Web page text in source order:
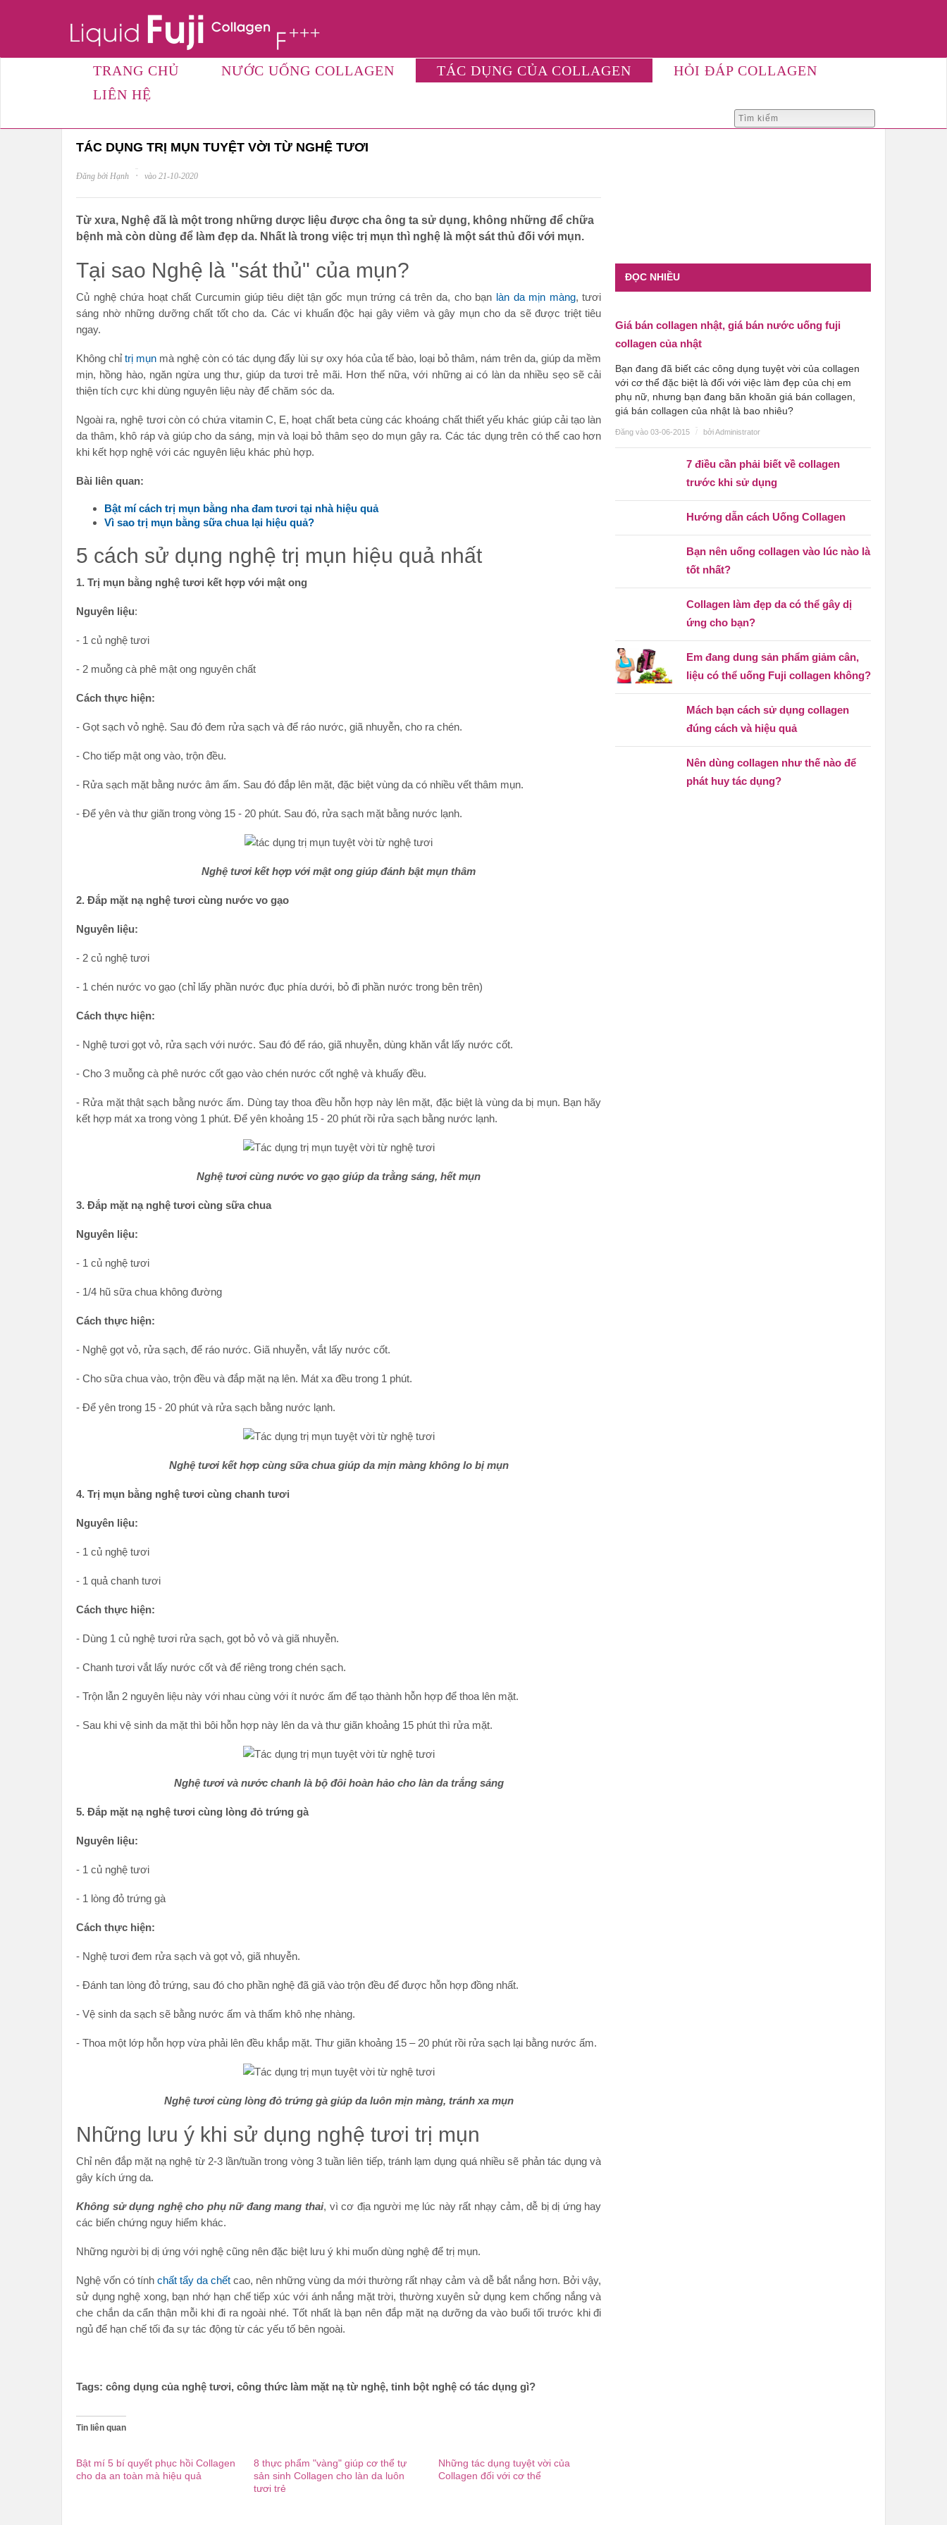
TRANG CHỦ NƯỚC UỐNG COLLAGEN TÁC DỤNG CỦA COLLAGEN
HỎI ĐÁP COLLAGEN
LIÊN HỆ
TÁC DỤNG TRỊ MỤN TUYỆT VỜI TỪ NGHỆ TƯƠI
Đăng bởi Hạnh · vào 21-10-2020
Từ xưa, Nghệ đã là một trong những dược liệu được cha ông ta sử dụng, không những để chữa
bệnh mà còn dùng để làm đẹp da. Nhất là trong việc trị mụn thì nghệ là một sát thủ đối với mụn.
Tại sao Nghệ là "sát thủ" của mụn?
Củ nghệ chứa hoạt chất Curcumin giúp tiêu diệt tận gốc mụn trứng cá trên da, cho bạn làn da mịn màng, tươi
sáng nhờ những dưỡng chất tốt cho da. Các vi khuẩn độc hại gây viêm và gây mụn cho da sẽ được triệt tiêu
ngay.
Không chỉtrị mụn mà nghệ còn có tác dụng đẩy lùi sự oxy hóa của tế bào, loại bỏ thâm, nám trên da, giúp da mềm
mịn, hồng hào, ngăn ngừa ung thư, giúp da tươi trẻ mãi. Hơn thế nữa, với những ai có làn da nhiều sẹo sẽ cải
thiện tích cực khi dùng nguyên liệu này để chăm sóc da.
Ngoài ra, nghệ tươi còn có chứa vitamin C, E, hoạt chất beta cùng các khoáng chất thiết yếu khác giúp cải tạo làn
da thâm, khô ráp và giúp cho da sáng, mịn và loại bỏ thâm sẹo do mụn gây ra. Các tác dụng trên có thể cao hơn
khi kết hợp nghệ với các nguyên liệu khác phù hợp.
Bài liên quan:
Bật mí cách trị mụn bằng nha đam tươi tại nhà hiệu quả
Vì sao trị mụn bằng sữa chua lại hiệu quả?
5 cách sử dụng nghệ trị mụn hiệu quả nhất
1. Trị mụn bằng nghệ tươi kết hợp với mật ong
Nguyên liệu:
- 1 củ nghệ tươi
- 2 muỗng cà phê mật ong nguyên chất
Cách thực hiện:
- Gọt sạch vỏ nghệ. Sau đó đem rửa sạch và để ráo nước, giã nhuyễn, cho ra chén.
- Cho tiếp mật ong vào, trộn đều.
- Rửa sạch mặt bằng nước âm ấm. Sau đó đắp lên mặt, đặc biệt vùng da có nhiều vết thâm mụn.
- Để yên và thư giãn trong vòng 15 - 20 phút. Sau đó, rửa sạch mặt bằng nước lạnh.
Nghệ tươi kết hợp với mật ong giúp đánh bật mụn thâm
2. Đắp mặt nạ nghệ tươi cùng nước vo gạo
Nguyên liệu:
- 2 củ nghệ tươi
- 1 chén nước vo gạo (chỉ lấy phần nước đục phía dưới, bỏ đi phần nước trong bên trên)
Cách thực hiện:
- Nghệ tươi gọt vỏ, rửa sạch với nước. Sau đó để ráo, giã nhuyễn, dùng khăn vắt lấy nước cốt.
- Cho 3 muỗng cà phê nước cốt gạo vào chén nước cốt nghệ và khuấy đều.
- Rửa mặt thật sạch bằng nước ấm. Dùng tay thoa đều hỗn hợp này lên mặt, đặc biệt là vùng da bị mụn. Bạn hãy
kết hợp mát xa trong vòng 1 phút. Để yên khoảng 15 - 20 phút rồi rửa sạch bằng nước lạnh.
Nghệ tươi cùng nước vo gạo giúp da trằng sáng, hết mụn
3. Đắp mặt nạ nghệ tươi cùng sữa chua
Nguyên liệu:
- 1 củ nghệ tươi
- 1/4 hũ sữa chua không đường
Cách thực hiện:
- Nghệ gọt vỏ, rửa sạch, để ráo nước. Giã nhuyễn, vắt lấy nước cốt.
- Cho sữa chua vào, trộn đều và đắp mặt nạ lên. Mát xa đều trong 1 phút.
- Để yên trong 15 - 20 phút và rửa sạch bằng nước lạnh.
Nghệ tươi kết hợp cùng sữa chua giúp da mịn màng không lo bị mụn
4. Trị mụn bằng nghệ tươi cùng chanh tươi
Nguyên liệu:
- 1 củ nghệ tươi
- 1 quả chanh tươi
Cách thực hiện:
- Dùng 1 củ nghệ tươi rửa sạch, gọt bỏ vỏ và giã nhuyễn.
- Chanh tươi vắt lấy nước cốt và để riêng trong chén sạch.
- Trộn lẫn 2 nguyên liệu này với nhau cùng với ít nước ấm để tạo thành hỗn hợp để thoa lên mặt.
- Sau khi vệ sinh da mặt thì bôi hỗn hợp này lên da và thư giãn khoảng 15 phút thì rửa mặt.
Nghệ tươi và nước chanh là bộ đôi hoàn hảo cho làn da trắng sáng
5. Đắp mặt nạ nghệ tươi cùng lòng đỏ trứng gà
Nguyên liệu:
- 1 củ nghệ tươi
- 1 lòng đỏ trứng gà
Cách thực hiện:
- Nghệ tươi đem rửa sạch và gọt vỏ, giã nhuyễn.
- Đánh tan lòng đỏ trứng, sau đó cho phần nghệ đã giã vào trộn đều để được hỗn hợp đồng nhất.
- Vệ sinh da sạch sẽ bằng nước ấm và thấm khô nhẹ nhàng.
- Thoa một lớp hỗn hợp vừa phải lên đều khắp mặt. Thư giãn khoảng 15 – 20 phút rồi rửa sạch lại bằng nước ấm.
Nghệ tươi cùng lòng đỏ trứng gà giúp da luôn mịn màng, tránh xa mụn
Những lưu ý khi sử dụng nghệ tươi trị mụn
Chỉ nên đắp mặt nạ nghệ từ 2-3 lần/tuần trong vòng 3 tuần liên tiếp, tránh lạm dụng quá nhiều sẽ phản tác dụng và
gây kích ứng da.
Không sử dụng nghệ cho phụ nữ đang mang thai, vì cơ địa người mẹ lúc này rất nhạy cảm, dễ bị dị ứng hay
các biến chứng nguy hiểm khác.
Những người bị dị ứng với nghệ cũng nên đặc biệt lưu ý khi muốn dùng nghệ để trị mụn.
Nghệ vốn có tínhchất tẩy da chết cao, nên những vùng da mới thường rất nhạy cảm và dễ bắt nắng hơn. Bởi vậy,
sử dụng nghệ xong, bạn nhớ hạn chế tiếp xúc với ánh nắng mặt trời, thường xuyên sử dụng kem chống nắng và
che chắn da cẩn thận mỗi khi đi ra ngoài nhé. Tốt nhất là bạn nên đắp mặt nạ dưỡng da vào buổi tối trước khi đi
ngủ để hạn chế tối đa sự tác động từ các yếu tố bên ngoài.
Tags: công dụng của nghệ tươi, công thức làm mặt nạ từ nghệ, tinh bột nghệ có tác dụng gì?
Tin liên quan
Bật mí 5 bí quyết phục hồi Collagen
cho da an toàn mà hiệu quả
8 thực phẩm "vàng" giúp cơ thể tự
sản sinh Collagen cho làn da luôn
tươi trẻ
Những tác dụng tuyệt vời của
Collagen đối với cơ thể
ĐỌC NHIỀU
Giá bán collagen nhật, giá bán nước uống fuji
collagen của nhật
Bạn đang đã biết các công dụng tuyệt vời của collagen
với cơ thể đặc biệt là đối với việc làm đẹp của chị em
phụ nữ, nhưng bạn đang băn khoăn giá bán collagen,
giá bán collagen của nhật là bao nhiêu?
Đăng vào 03-06-2015 / bởi Administrator
7 điều cần phải biết về collagen
trước khi sử dụng
Hướng dẫn cách Uống Collagen
Bạn nên uống collagen vào lúc nào là
tốt nhất?
Collagen làm đẹp da có thể gây dị
ứng cho bạn?
Em đang dung sản phẩm giảm cân,
liệu có thể uống Fuji collagen không?
Mách bạn cách sử dụng collagen
đúng cách và hiệu quả
Nên dùng collagen như thế nào để
phát huy tác dụng?